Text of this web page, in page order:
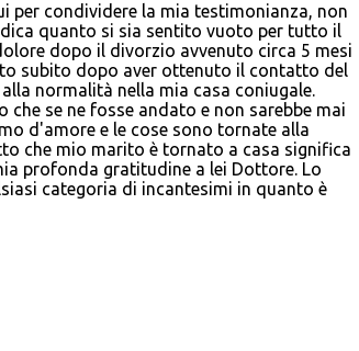
per condividere la mia testimonianza, non
quanto si sia sentito vuoto per tutto il
dopo il divorzio avvenuto circa 5 mesi
subito dopo aver ottenuto il contatto del
normalità nella mia casa coniugale.
se ne fosse andato e non sarebbe mai
d'amore e le cose sono tornate alla
che mio marito è tornato a casa significa
profonda gratitudine a lei Dottore. Lo
categoria di incantesimi in quanto è